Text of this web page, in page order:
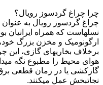
چرا چراغ گردسوز رویال؟
چراغ گردسوز رویال به
نسلهاست که همراه
ارگونومیک و مخزن بزرگ خود،
برخلاف بخاریهای گازی، این
هوای محیط را مطبوع نگه
گازکشی یا در زمان قطعی
نجاتبخش عمل میکنند.